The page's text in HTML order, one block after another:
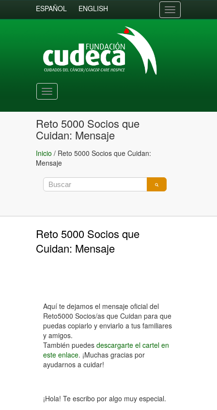
ESPAÑOL ENGLISH
Toggle
navigation
Toggle
navigation
Reto 5000 Socios que
Cuidan: Mensaje
Inicio / Reto 5000 Socios que Cuidan:
Mensaje
Reto 5000 Socios que
Cuidan: Mensaje
Aquí te dejamos el mensaje oficial del
Reto5000 Socios/as que Cuidan para que
puedas copiarlo y enviarlo a tus familiares
y amigos.
También puedes descargarte el cartel en
este enlace. ¡Muchas gracias por
ayudarnos a cuidar!
¡Hola! Te escribo por algo muy especial.